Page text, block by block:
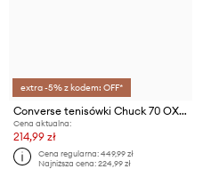
extra -5% z kodem: OFF*
Converse tenisówki Chuck 70 OX Pride
Cena aktualna:
214,99 zł
Cena regularna:449,99 zł
Najniższa cena:224,99 zł